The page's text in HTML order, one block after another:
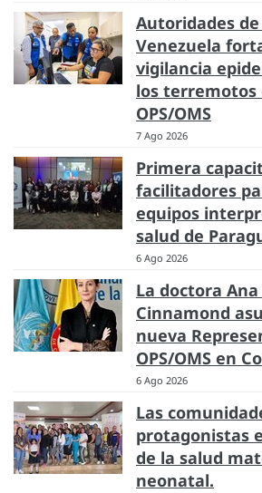
Autoridades
Venezuela
vigilancia
los terremotos
OPS/OMS
7 Ago 2026
Primera
facilitadores
equipos
salud de
6 Ago 2026
La doctora
Cinnamond
nueva
OPS/OMS en
6 Ago 2026
Las
protagonistas
de la salud
neonatal.